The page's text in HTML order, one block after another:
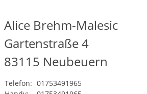
Alice Brehm-Malesic
Gartenstraße 4
83115 Neubeuern
Telefon: 01753491965